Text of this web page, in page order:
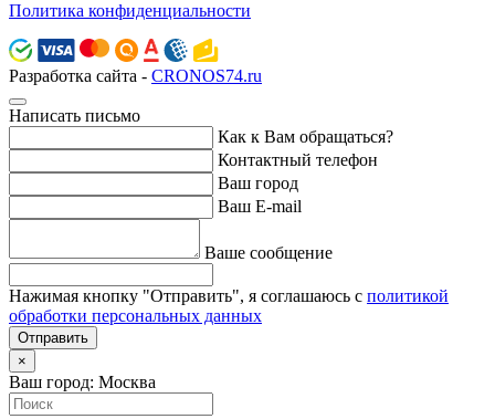
Политика конфиденциальности
Разработка сайта - CRONOS74.ru
Написать письмо
Как к Вам обращаться?
Контактный телефон
Ваш город
Ваш E-mail
Ваше сообщение
Нажимая кнопку "Отправить", я соглашаюсь с политикой
обработки персональных данных
Отправить
×
Ваш город: Москва